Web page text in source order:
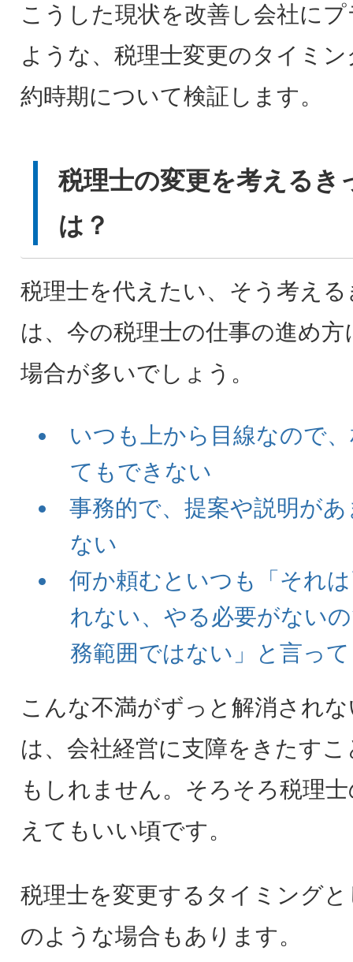
こうした現状を改善し会社に
ような、税理士変更のタイミ
約時期について検証します。
税理士の変更を考えるき
は？
税理士を代えたい、そう考え
は、今の税理士の仕事の進め
場合が多いでしょう。
いつも上から目線なので
てもできない
事務的で、提案や説明が
ない
何か頼むといつも「それ
れない、やる必要がない
務範囲ではない」と言っ
こんな不満がずっと解消され
は、会社経営に支障をきたす
もしれません。そろそろ税理
えてもいい頃です。
税理士を変更するタイミング
のような場合もあります。